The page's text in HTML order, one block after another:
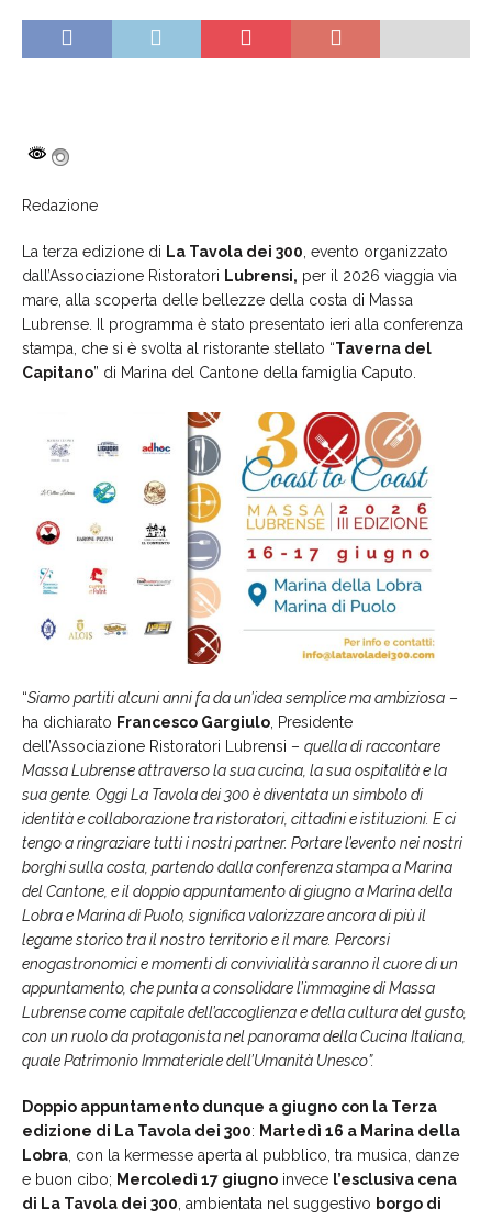
Redazione
La terza edizione di La Tavola dei 300 , evento organizzato
dall’Associazione Ristoratori Lubrensi, per il 2026 viaggia via
mare, alla scoperta delle bellezze della costa di Massa
Lubrense. Il programma è stato presentato ieri alla conferenza
stampa, che si è svolta al ristorante stellato “Taverna del
Capitano” di Marina del Cantone della famiglia Caputo.
“Siamo partiti alcuni anni fa da un’idea semplice ma ambiziosa –
ha dichiarato Francesco Gargiulo , Presidente
dell’Associazione Ristoratori Lubrensi – quella di raccontare
Massa Lubrense attraverso la sua cucina, la sua ospitalità e la
sua gente. Oggi La Tavola dei 300 è diventata un simbolo di
identità e collaborazione tra ristoratori, cittadini e istituzioni. E ci
tengo a ringraziare tutti i nostri partner. Portare l’evento nei nostri
borghi sulla costa, partendo dalla conferenza stampa a Marina
del Cantone, e il doppio appuntamento di giugno a Marina della
Lobra e Marina di Puolo, significa valorizzare ancora di più il
legame storico tra il nostro territorio e il mare. Percorsi
enogastronomici e momenti di convivialità saranno il cuore di un
appuntamento, che punta a consolidare l’immagine di Massa
Lubrense come capitale dell’accoglienza e della cultura del gusto,
con un ruolo da protagonista nel panorama della Cucina Italiana,
quale Patrimonio Immateriale dell’Umanità Unesco”.
Doppio appuntamento dunque a giugno con la Terza
edizione di La Tavola dei 300: Martedì 16 a Marina della
Lobra , con la kermesse aperta al pubblico, tra musica, danze
e buon cibo; Mercoledì 17 giugno invece l’esclusiva cena
di La Tavola dei 300 , ambientata nel suggestivo borgo di